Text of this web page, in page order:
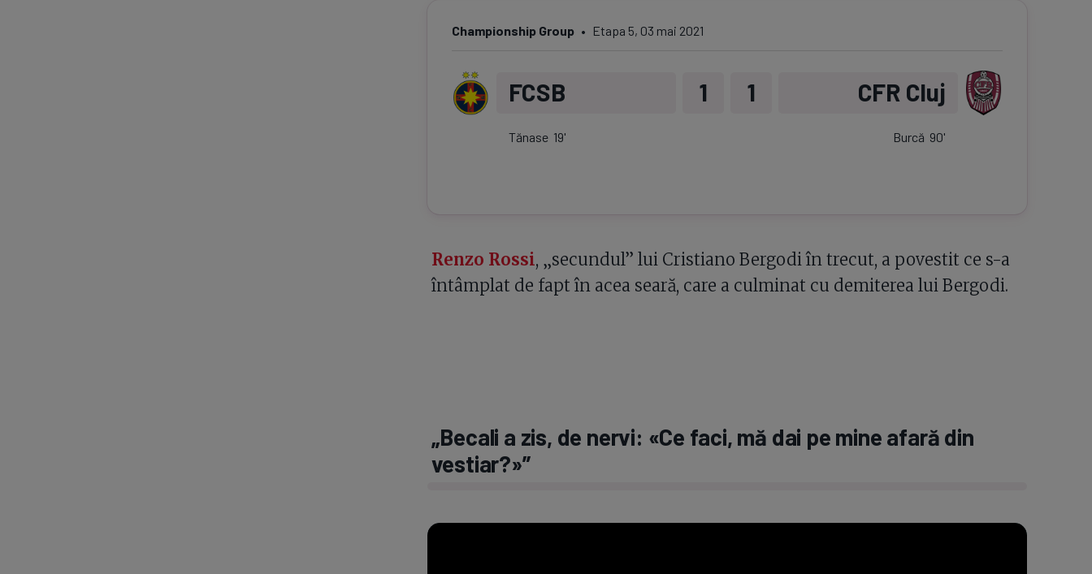
Championship Group Etapa 5, 03 mai 2021
Tănase 19'
FCSB 1 CFR Cluj
1
Burcă 90'
Renzo Rossi, „secundul” lui Cristiano Bergodi în trecut, a povestit ce s-a
întâmplat de fapt în acea seară, care a culminat cu demiterea lui Bergodi.
„Becali a zis, de nervi: «Ce faci, mă dai pe mine afară din
vestiar?»”